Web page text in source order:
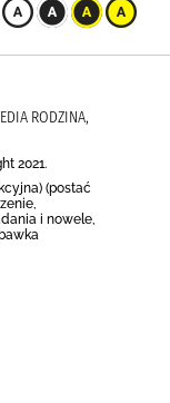
RODZINA,
2021.
(postać
i nowele,